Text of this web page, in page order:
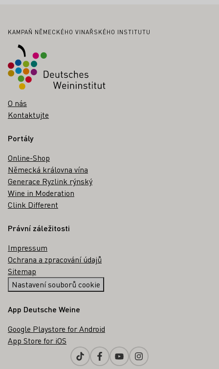
Zápatí
KAMPAŇ NĚMECKÉHO VINAŘSKÉHO INSTITUTU
O nás
Kontaktujte
Portály
Online-Shop
Německá královna vína
Generace Ryzlink rýnský
Wine in Moderation
Clink Different
Právní záležitosti
Impressum
Ochrana a zpracování údajů
Sitemap
Nastavení souborů cookie
App Deutsche Weine
Google Playstore for Android
App Store for iOS
TiktokFacebookYoutubeInstagram